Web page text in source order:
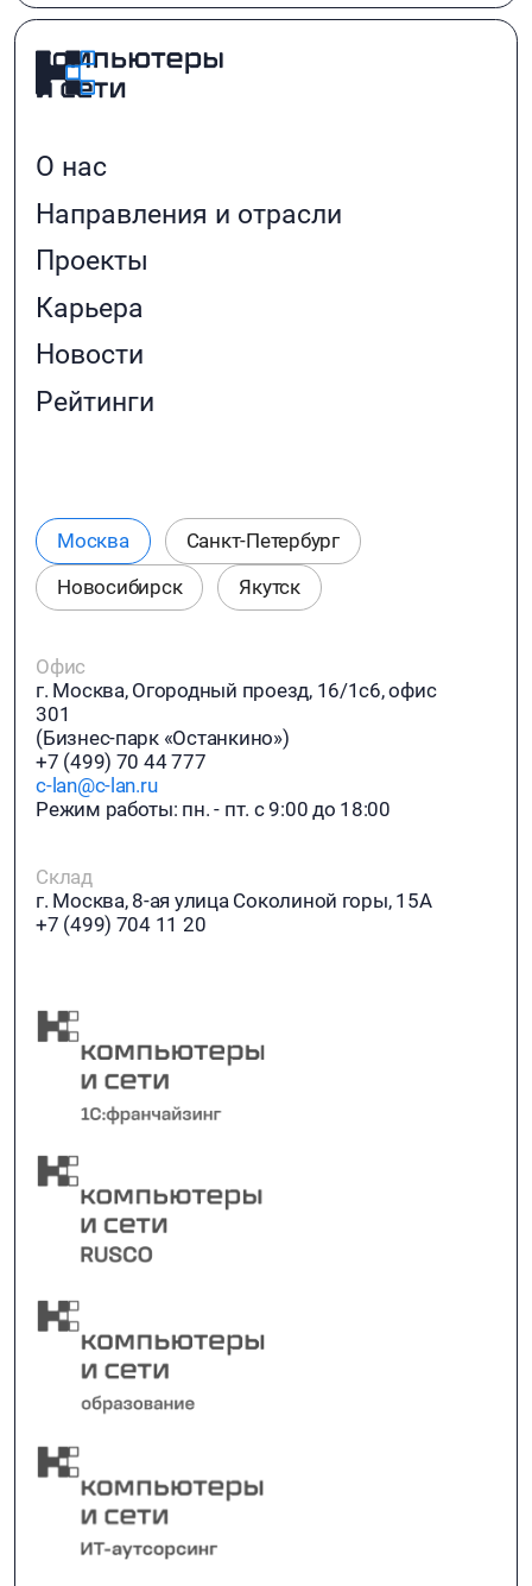
О нас
Направления и отрасли
Проекты
Карьера
Новости
Рейтинги
Москва
Санкт-Петербург
Новосибирск
Якутск
Офис
г. Москва, Огородный проезд, 16/1с6, офис
301
(Бизнес-парк «Останкино»)
+7 (499) 70 44 777
c-lan@c-lan.ru
Режим работы: пн. - пт. с 9:00 до 18:00
Склад
г. Москва, 8-ая улица Соколиной горы, 15А
+7 (499) 704 11 20